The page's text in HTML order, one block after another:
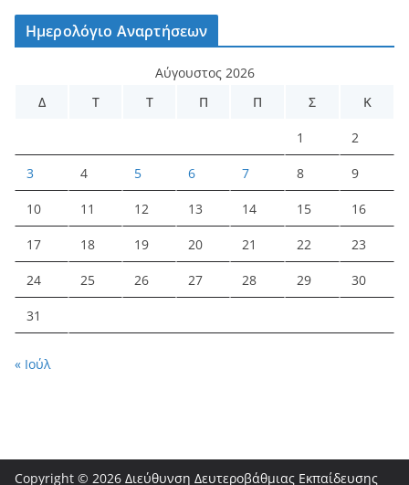
Ημερολόγιο Αναρτήσεων
Αύγουστος 2026
Δ
Τ Τ Π Π Σ Κ
1 2
3 4 5 6 7 8 9
10 11 12 13 14 15 16
17 18 19 20 21 22 23
24 25 26 27 28 29 30
31
« Ιούλ
Copyright © 2026 Διεύθυνση Δευτεροβάθμιας Εκπαίδευσης